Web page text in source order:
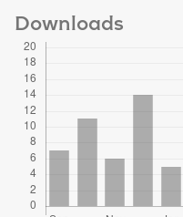
Downloads